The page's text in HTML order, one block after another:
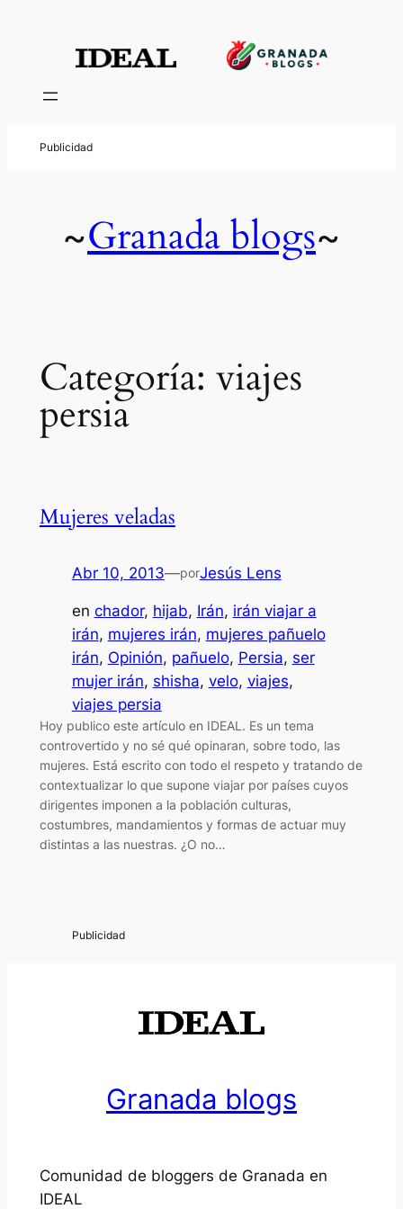
contenido
~Granada blogs~
Categoría: viajes
persia
Mujeres veladas
Abr 10, 2013—porJesús Lens
en chador, hijab, Irán, irán viajar a
irán, mujeres irán, mujeres pañuelo
irán, Opinión, pañuelo, Persia, ser
mujer irán, shisha, velo, viajes
viajes persia
Hoy publico este artículo en IDEAL. Es un tema
controvertido y no sé qué opinaran, sobre todo, las
mujeres. Está escrito con todo el respeto y tratando de
contextualizar lo que supone viajar por países cuyos
dirigentes imponen a la población culturas,
costumbres, mandamientos y formas de actuar muy
distintas a las nuestras. ¿O no…
Granada blogs
Comunidad de bloggers de Granada en
IDEAL